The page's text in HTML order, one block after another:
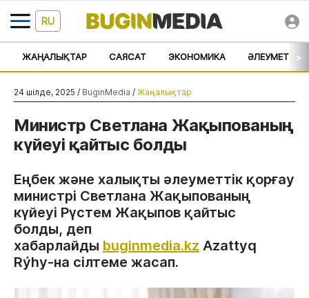
RU
ЖАҢАЛЫҚТАР САЯСАТ ЭКОНОМИКА ӘЛЕУМЕТ >
24 шілде, 2025 / BuginMedia / Жаңалықтар
Министр Светлана Жақыпованың
күйеуі қайтыс болды
Еңбек және халықты әлеуметтік қорғау
министрі Светлана Жақыпованың
күйеуі Рүстем Жақыпов қайтыс
болды, деп
хабарлайды buginmedia.kz Azattyq
Rýhy-на сілтеме жасап.